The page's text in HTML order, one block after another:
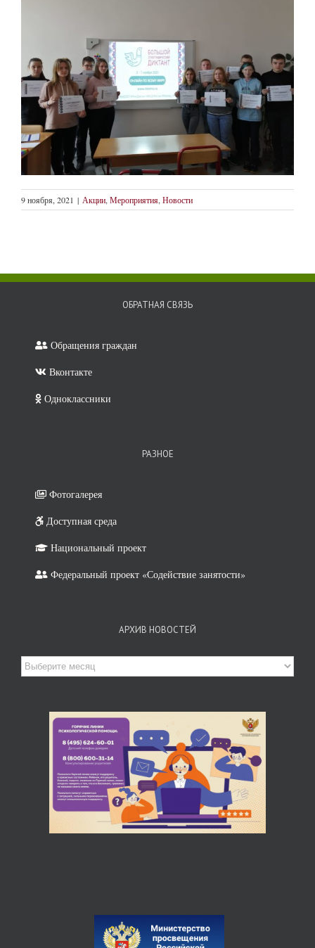
9 ноября, 2021 | Акции, Мероприятия, Новости
ОБРАТНАЯ СВЯЗЬ
Обращения граждан
Вконтакте
Одноклассники
РАЗНОЕ
Фотогалерея
Доступная среда
Национальный проект
Федеральный проект «Содействие занятости»
АРХИВ НОВОСТЕЙ
Архив
новостей